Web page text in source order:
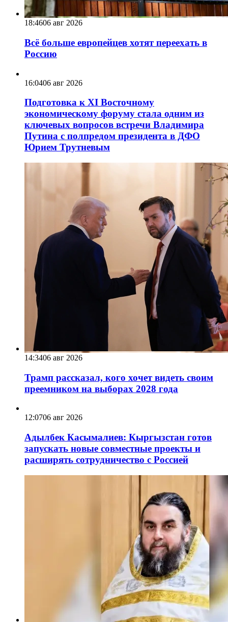
18:4606 авг 2026
Всё больше европейцев хотят переехать в
Россию
16:0406 авг 2026
Подготовка к XI Восточному
экономическому форуму стала одним из
ключевых вопросов встречи Владимира
Путина с полпредом президента в ДФО
Юрием Трутневым
14:3406 авг 2026
Трамп рассказал, кого хочет видеть своим
преемником на выборах 2028 года
12:0706 авг 2026
Адылбек Касымалиев: Кыргызстан готов
запускать новые совместные проекты и
расширять сотрудничество с Россией